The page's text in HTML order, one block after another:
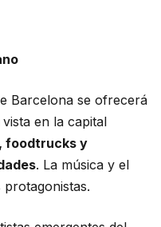
Barcelona se ofrecerá
en la capital
foodtrucks y
. La música y el